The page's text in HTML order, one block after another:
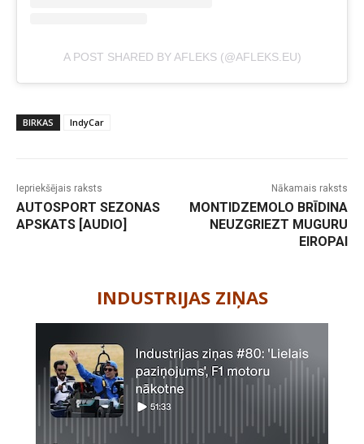
A POST SHARED BY AFLEKS (@AFLEKS.EU)
BIRKAS IndyCar
Iepriekšējais raksts
AUTOSPORT SEZONAS
APSKATS [AUDIO]
Nākamais raksts
MONTIDZEMOLO BRĪDINA
NEUZGRIEZT MUGURU
EIROPAI
INDUSTRIJAS ZIŅAS